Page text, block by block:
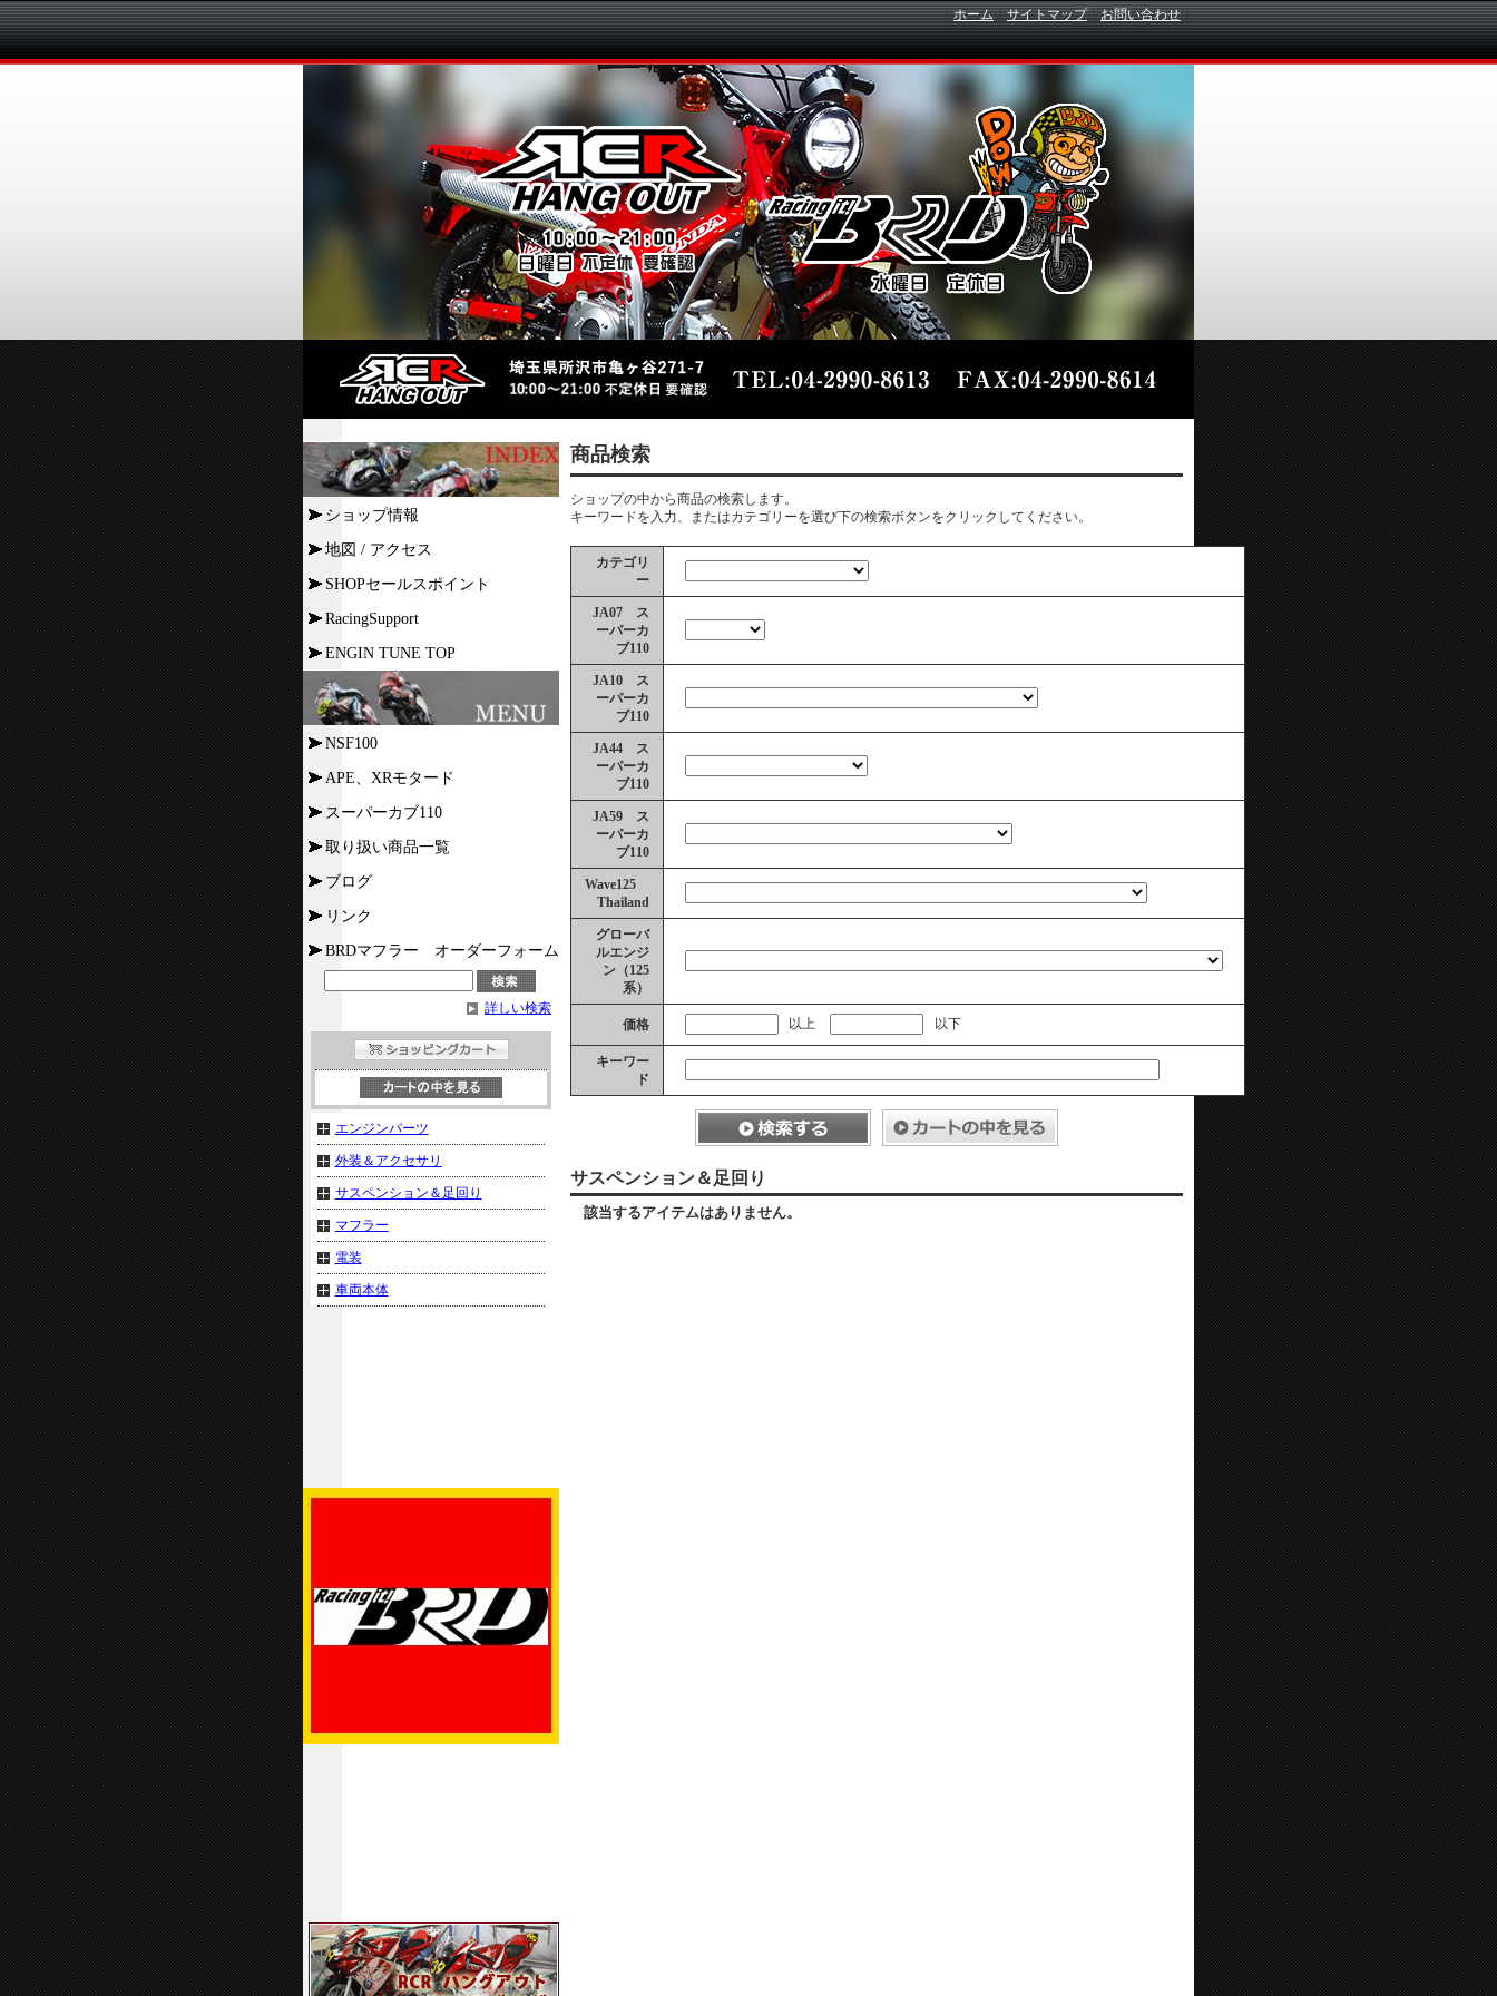
｜ホーム｜サイトマップ｜お問い合わせ｜
ショップ情報
地図 / アクセス
SHOPセールスポイント
RacingSupport
ENGIN TUNE TOP
NSF100
APE、XRモタード
スーパーカブ110
取り扱い商品一覧
ブログ
リンク
BRDマフラー オーダーフォーム
詳しい検索
エンジンパーツ
外装＆アクセサリ
サスペンション＆足回り
マフラー
電装
車両本体
商品検索
ショップの中から商品の検索します。
キーワードを入力、またはカテゴリーを選び下の検索ボタンをクリックしてください。
カテゴリ
ー
JA07 ス
ーパーカ
ブ110
JA10 ス
ーパーカ
ブ110
JA44 ス
ーパーカ
ブ110
JA59 ス
ーパーカ
ブ110
Wave125
Thailand
グローバ
ルエンジ
ン（125
系）
価格 以上 以下
キーワー
ド
サスペンション＆足回り
該当するアイテムはありません。